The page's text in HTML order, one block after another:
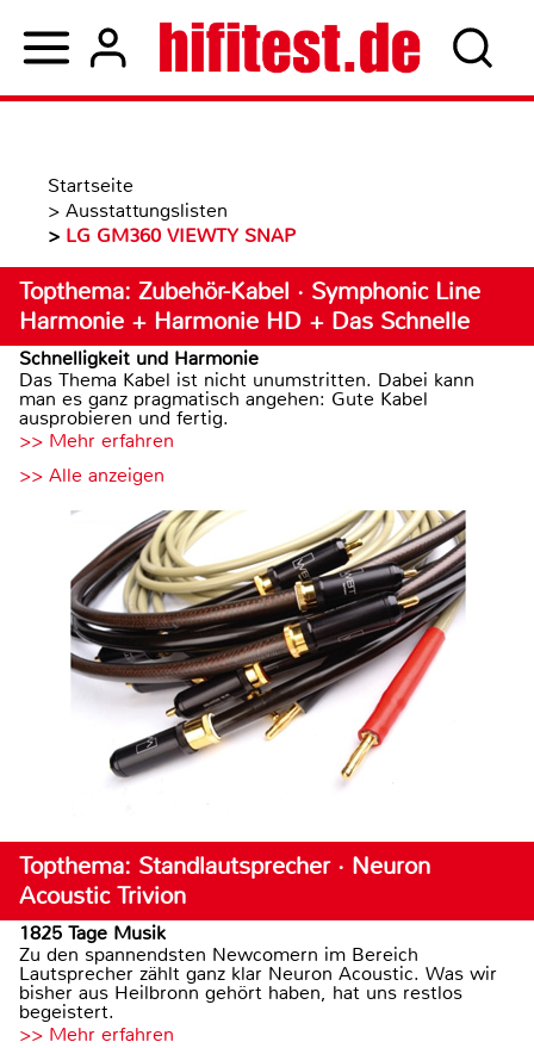
Startseite
> Ausstattungslisten
> LG GM360 VIEWTY SNAP
Topthema: Zubehör-Kabel · Symphonic Line
Harmonie + Harmonie HD + Das Schnelle
Schnelligkeit und Harmonie
Das Thema Kabel ist nicht unumstritten. Dabei kann
man es ganz pragmatisch angehen: Gute Kabel
ausprobieren und fertig.
>> Mehr erfahren
>> Alle anzeigen
Topthema: Standlautsprecher · Neuron
Acoustic Trivion
1825 Tage Musik
Zu den spannendsten Newcomern im Bereich
Lautsprecher zählt ganz klar Neuron Acoustic. Was wir
bisher aus Heilbronn gehört haben, hat uns restlos
begeistert.
>> Mehr erfahren